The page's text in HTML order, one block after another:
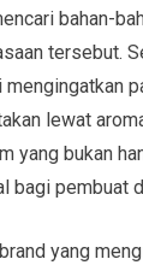
bahan-
tersebut.
mengingatkan
lewat
yang bukan
bagi pembuat
yang